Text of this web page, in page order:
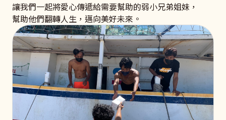
讓我們一起將愛心傳遞給需要幫助的弱小兄弟姐妹，
幫助他們翻轉人生，邁向美好未來。